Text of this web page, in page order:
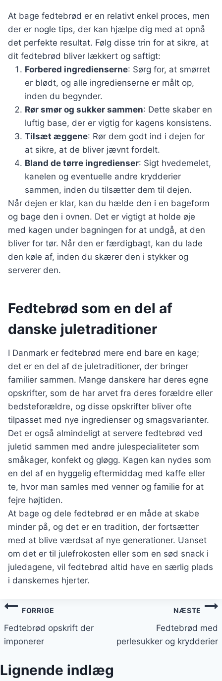
At bage fedtebrød er en relativt enkel proces, men
der er nogle tips, der kan hjælpe dig med at opnå
det perfekte resultat. Følg disse trin for at sikre, at
dit fedtebrød bliver lækkert og saftigt:
Forbered ingredienserne: Sørg for, at smørret
er blødt, og alle ingredienserne er målt op,
inden du begynder.
Rør smør og sukker sammen: Dette skaber en
luftig base, der er vigtig for kagens konsistens.
Tilsæt æggene: Rør dem godt ind i dejen for
at sikre, at de bliver jævnt fordelt.
Bland de tørre ingredienser: Sigt hvedemelet,
kanelen og eventuelle andre krydderier
sammen, inden du tilsætter dem til dejen.
Når dejen er klar, kan du hælde den i en bageform
og bage den i ovnen. Det er vigtigt at holde øje
med kagen under bagningen for at undgå, at den
bliver for tør. Når den er færdigbagt, kan du lade
den køle af, inden du skærer den i stykker og
serverer den.
Fedtebrød som en del af
danske juletraditioner
I Danmark er fedtebrød mere end bare en kage;
det er en del af de juletraditioner, der bringer
familier sammen. Mange danskere har deres egne
opskrifter, som de har arvet fra deres forældre eller
bedsteforældre, og disse opskrifter bliver ofte
tilpasset med nye ingredienser og smagsvarianter.
Det er også almindeligt at servere fedtebrød ved
juletid sammen med andre julespecialiteter som
småkager, konfekt og gløgg. Kagen kan nydes som
en del af en hyggelig eftermiddag med kaffe eller
te, hvor man samles med venner og familie for at
fejre højtiden.
At bage og dele fedtebrød er en måde at skabe
minder på, og det er en tradition, der fortsætter
med at blive værdsat af nye generationer. Uanset
om det er til julefrokosten eller som en sød snack i
juledagene, vil fedtebrød altid have en særlig plads
i danskernes hjerter.
Indlægsnavigation
FORRIGE
Fedtebrød opskrift der
imponerer
NÆSTE
Fedtebrød med
perlesukker og krydderier
Lignende indlæg